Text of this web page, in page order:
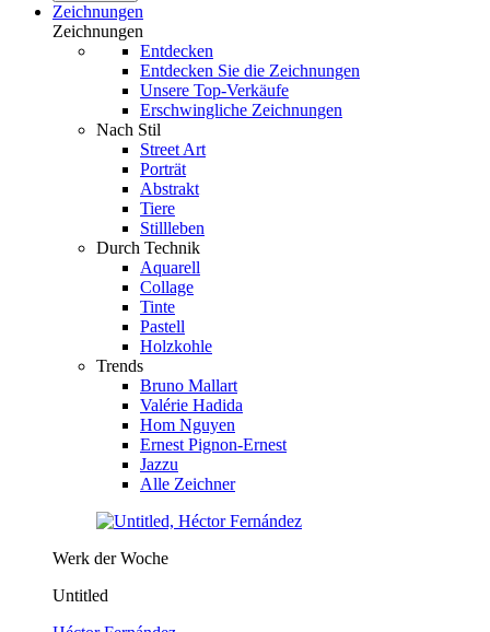
Zeichnungen
Zeichnungen
Entdecken
Entdecken Sie die Zeichnungen
Unsere Top-Verkäufe
Erschwingliche Zeichnungen
Nach Stil
Street Art
Porträt
Abstrakt
Tiere
Stillleben
Durch Technik
Aquarell
Collage
Tinte
Pastell
Holzkohle
Trends
Bruno Mallart
Valérie Hadida
Hom Nguyen
Ernest Pignon-Ernest
Jazzu
Alle Zeichner
Werk der Woche
Untitled